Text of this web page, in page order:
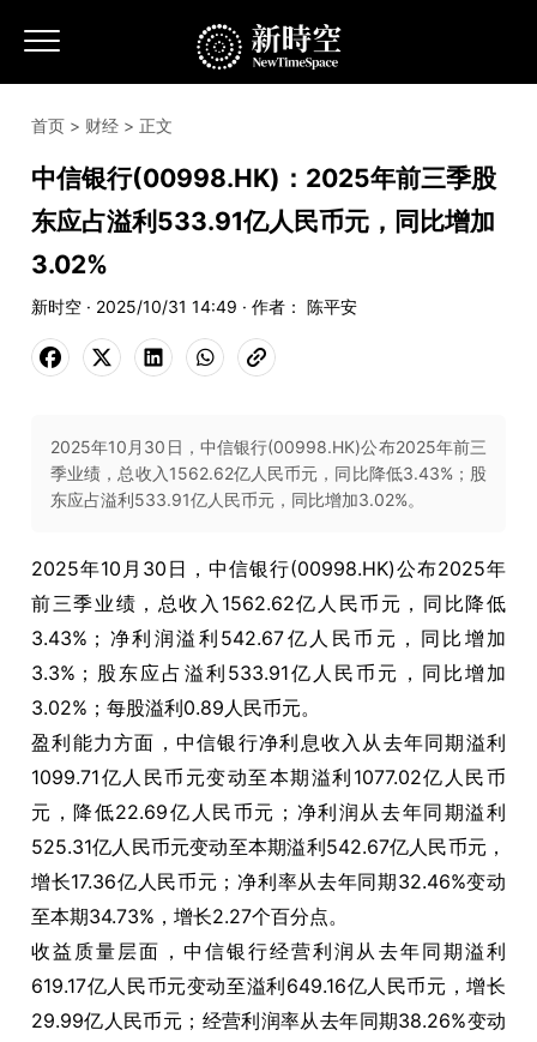
首页 > 财经 > 正文
中信银行(00998.HK)：2025年前三季股
东应占溢利533.91亿人民币元，同比增加
3.02%
新时空 · 2025/10/31 14:49 · 作者： 陈平安
2025年10月30日，中信银行(00998.HK)公布2025年前三
季业绩，总收入1562.62亿人民币元，同比降低3.43%；股
东应占溢利533.91亿人民币元，同比增加3.02%。
2025年10月30日，中信银行(00998.HK)公布2025年
前三季业绩，总收入1562.62亿人民币元，同比降低
3.43%；净利润溢利542.67亿人民币元，同比增加
3.3%；股东应占溢利533.91亿人民币元，同比增加
3.02%；每股溢利0.89人民币元。
盈利能力方面，中信银行净利息收入从去年同期溢利
1099.71亿人民币元变动至本期溢利1077.02亿人民币
元，降低22.69亿人民币元；净利润从去年同期溢利
525.31亿人民币元变动至本期溢利542.67亿人民币元，
增长17.36亿人民币元；净利率从去年同期32.46%变动
至本期34.73%，增长2.27个百分点。
收益质量层面，中信银行经营利润从去年同期溢利
619.17亿人民币元变动至溢利649.16亿人民币元，增长
29.99亿人民币元；经营利润率从去年同期38.26%变动